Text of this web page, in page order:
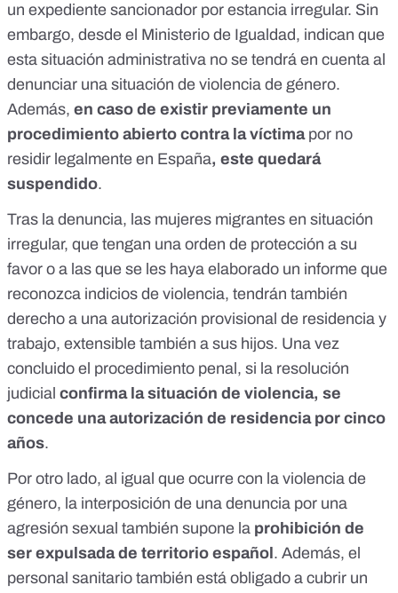
un expediente sancionador por estancia irregular. Sin
embargo, desde el Ministerio de Igualdad, indican que
esta situación administrativa no se tendrá en cuenta al
denunciar una situación de violencia de género.
Además, en caso de existir previamente un
procedimiento abierto contra la víctimapor no
residir legalmente en España, este quedará
suspendido.
Tras la denuncia, las mujeres migrantes en situación
irregular, que tengan una orden de protección a su
favor o a las que se les haya elaborado un informe que
reconozca indicios de violencia, tendrán también
derecho a una autorización provisional de residencia y
trabajo, extensible también a sus hijos. Una vez
concluido el procedimiento penal, si la resolución
judicial confirma la situación de violencia, se
concede una autorización de residencia por cinco
años.
Por otro lado, al igual que ocurre con la violencia de
género, la interposición de una denuncia por una
agresión sexual también supone la prohibición de
ser expulsadade territorio español . Además, el
personal sanitario también está obligado a cubrir un